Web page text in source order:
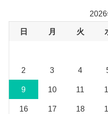
ブ
日 月 火
2 3 4
9 10 11
16 17 18